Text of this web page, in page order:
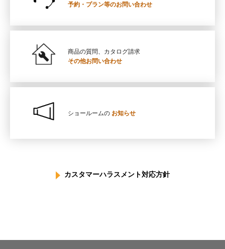
予約・プラン等のお問い合わせ
商品の質問、カタログ請求
その他お問い合わせ
ショールームの お知らせ
カスタマーハラスメント対応方針